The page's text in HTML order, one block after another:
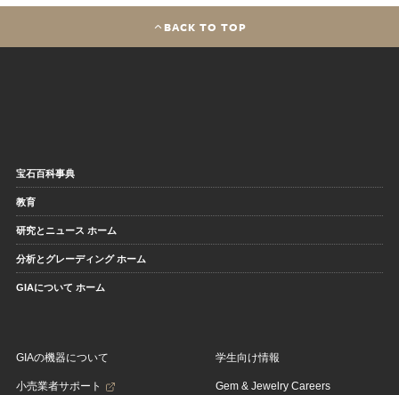
BACK TO TOP
宝石百科事典
教育
研究とニュース ホーム
分析とグレーディング ホーム
GIAについて ホーム
GIAの機器について
小売業者サポート
学生向け情報
Gem & Jewelry Careers